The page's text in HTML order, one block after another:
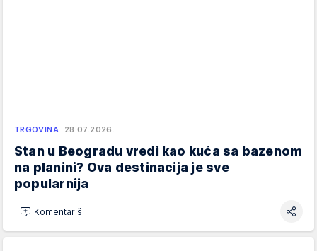
TRGOVINA 28.07.2026.
Stan u Beogradu vredi kao kuća sa bazenom
na planini? Ova destinacija je sve
popularnija
Komentariši